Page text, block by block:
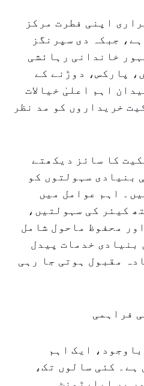
اپنی فطرت مرکز
جبکہ دی سپرنگز
خاندانی رہائشی
پارکس، دوڑنے کے
اہم اعلیٰ خیالات
خریداروں کو مد نظر
کا سائز دیکھتے
بنیادی سہولتوں کو
اہم عوامل میں
کیئر کی سہولتیں،
محفوظ ماحول شامل
بنیادی خدمات پیدل
مقبول ہوتی جا رہی
فراہمی
ایک اہم
کئی سالوں تک،
پر اپارٹمنٹ